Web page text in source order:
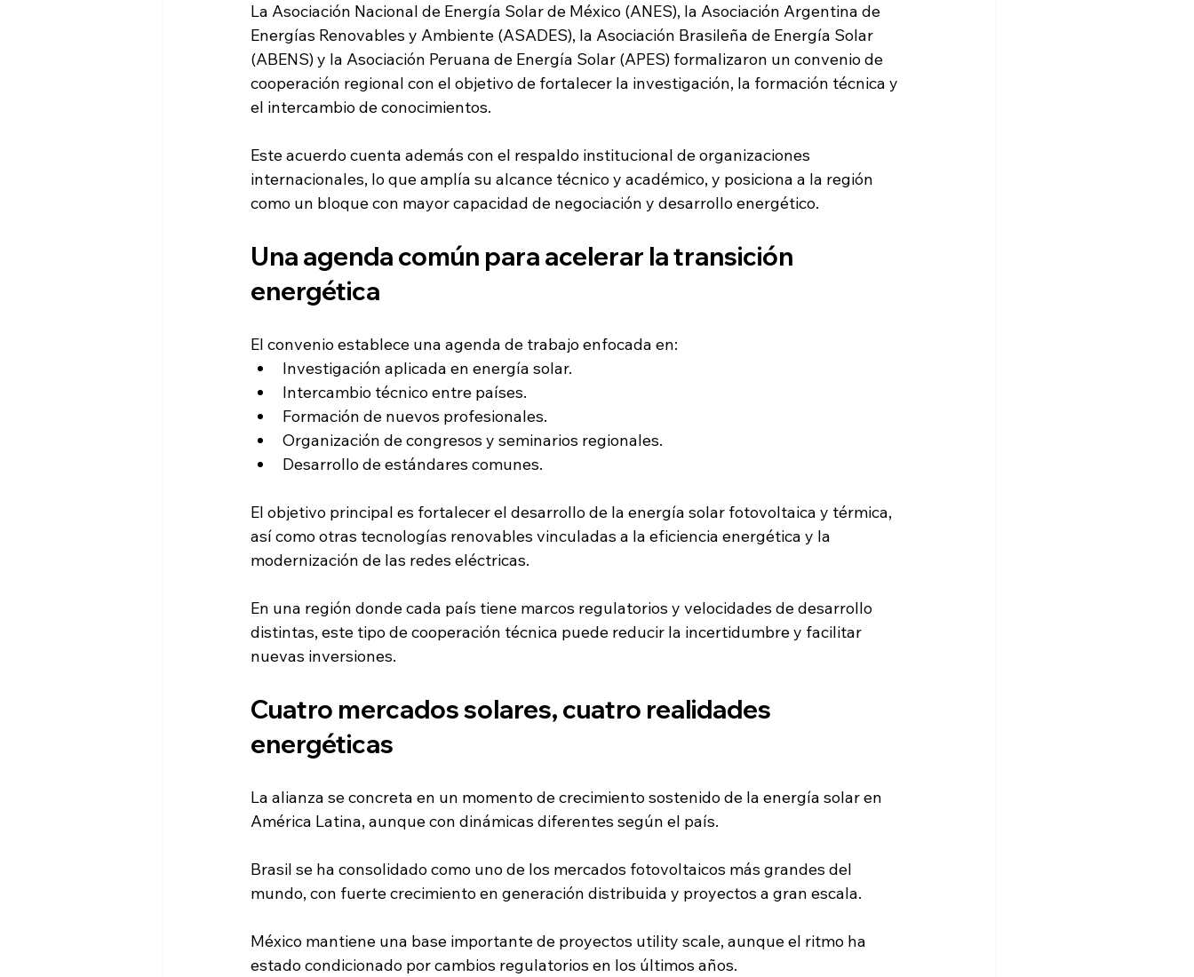
La Asociación Nacional de Energía Solar de México (ANES), la Asociación Argentina de
Energías Renovables y Ambiente (ASADES), la Asociación Brasileña de Energía Solar
(ABENS) y la Asociación Peruana de Energía Solar (APES) formalizaron un convenio de
cooperación regional con el objetivo de fortalecer la investigación, la formación técnica y
el intercambio de conocimientos.
Este acuerdo cuenta además con el respaldo institucional de organizaciones
internacionales, lo que amplía su alcance técnico y académico, y posiciona a la región
como un bloque con mayor capacidad de negociación y desarrollo energético.
Una agenda común para acelerar la transición
energética
El convenio establece una agenda de trabajo enfocada en:
Investigación aplicada en energía solar.
Intercambio técnico entre países.
Formación de nuevos profesionales.
Organización de congresos y seminarios regionales.
Desarrollo de estándares comunes.
El objetivo principal es fortalecer el desarrollo de la energía solar fotovoltaica y térmica,
así como otras tecnologías renovables vinculadas a la eficiencia energética y la
modernización de las redes eléctricas.
En una región donde cada país tiene marcos regulatorios y velocidades de desarrollo
distintas, este tipo de cooperación técnica puede reducir la incertidumbre y facilitar
nuevas inversiones.
Cuatro mercados solares, cuatro realidades
energéticas
La alianza se concreta en un momento de crecimiento sostenido de la energía solar en
América Latina, aunque con dinámicas diferentes según el país.
Brasil se ha consolidado como uno de los mercados fotovoltaicos más grandes del
mundo, con fuerte crecimiento en generación distribuida y proyectos a gran escala.
México mantiene una base importante de proyectos utility scale, aunque el ritmo ha
estado condicionado por cambios regulatorios en los últimos años.